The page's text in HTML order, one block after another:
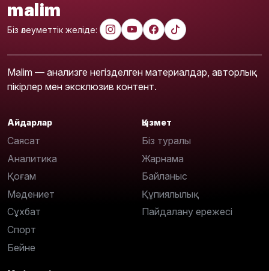
malim
Біз әлеуметтік желіде:
Malim — анализге негізделген материалдар, авторлық
пікірлер мен эксклюзив контент.
Айдарлар
Саясат
Аналитика
Қоғам
Мәдениет
Сұхбат
Спорт
Бейне
Қызмет
Біз туралы
Жарнама
Байланыс
Құпиялылық
Пайдалану ережесі